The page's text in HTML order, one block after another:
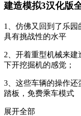
建造模拟3汉化版
1、仿佛又回到了乐
具有挑战性的水平
2、开着重型机械来
下开挖掘机的感觉；
3、这些车辆的操作
踏板，免费乘车模式
展开全部